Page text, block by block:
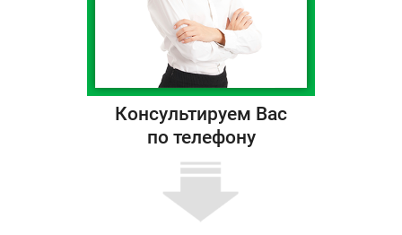
Консультируем Вас
по телефону